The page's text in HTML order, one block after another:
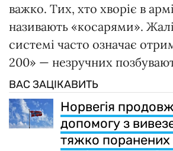
важко. Тих, хто хворіє в
називають «косарями».
системі часто означає
200» — незручних
ВАС ЗАЦІКАВИТЬ
Норвегія
допомогу з
тяжко поранених